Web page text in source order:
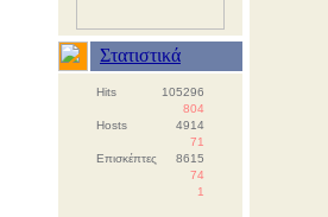
Στατιστικά
Hits
105296
804
Hosts
4914
71
Επισκέπτες
8615
74
1